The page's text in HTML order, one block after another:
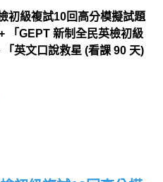
初級複試10回高分模擬試題
「GEPT 新制全民英檢初級
英文口說救星 (看課 90 天)